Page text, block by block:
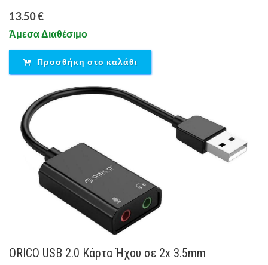
13.50 €
Άμεσα Διαθέσιμο
Προσθήκη στο καλάθι
ORICO USB 2.0 Κάρτα Ήχου σε 2x 3.5mm